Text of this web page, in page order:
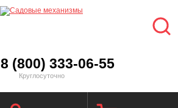
8 (800) 333-06-55
Круглосуточно